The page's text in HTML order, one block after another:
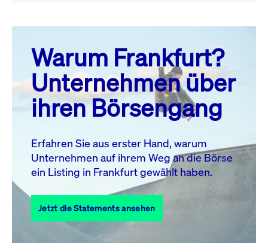
August 26
MO. DI. MI. DO. FR. SA. SO.
1
2
3
4 5 6 7 8
10 11 13 14
17
18 19 20 21 22
23
27 28
31
Warum Frankfurt?
Unternehmen über
ihren Börsengang
Erfahren Sie aus erster Hand, warum
Unternehmen auf ihrem Weg an die Börse
ein Listing in Frankfurt gewählt haben.
Jetzt die Statements ansehen